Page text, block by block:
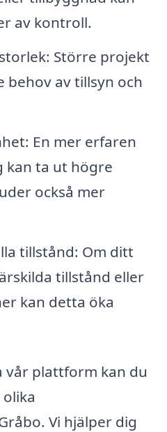
av kontroll.
Större projekt
behov av tillsyn och
En mer erfaren
kan ta ut högre
också mer
tillstånd: Om ditt
tillstånd eller
kan detta öka
vår plattform kan du
Vi hjälper dig